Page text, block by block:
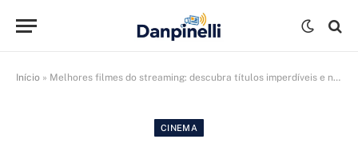
Início » Melhores filmes do streaming: descubra títulos imperdíveis e novidades fresquinhas
CINEMA